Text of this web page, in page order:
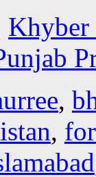
Khyber
,
,